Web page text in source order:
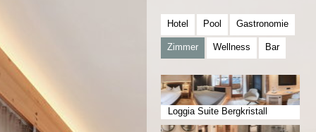
Hotel Pool Gastronomie
Zimmer Wellness Bar
Loggia Suite Bergkristall